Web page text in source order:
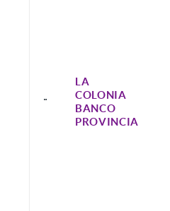
LA
COLONIA
BANCO
PROVINCIA